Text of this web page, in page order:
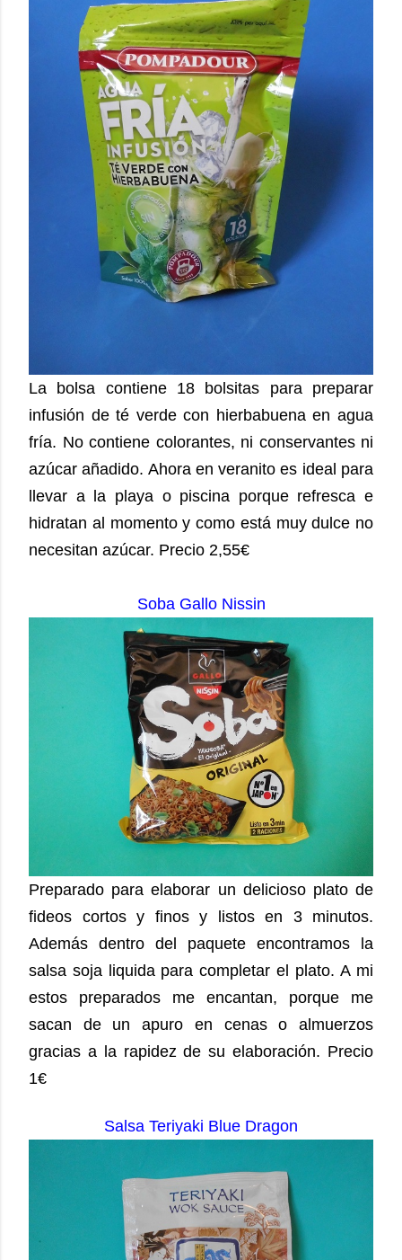
La bolsa contiene 18 bolsitas para preparar
infusión de té verde con hierbabuena en agua
fría. No contiene colorantes, ni conservantes ni
azúcar añadido. Ahora en veranito es ideal para
llevar a la playa o piscina porque refresca e
hidratan al momento y como está muy dulce no
necesitan azúcar. Precio 2,55€
Soba Gallo Nissin
Preparado para elaborar un delicioso plato de
fideos cortos y finos y listos en 3 minutos.
Además dentro del paquete encontramos la
salsa soja liquida para completar el plato.A mi
estos preparados me encantan, porque me
sacan de un apuro en cenas o almuerzos
gracias a la rapidez de su elaboración. Precio
1€
Salsa Teriyaki Blue Dragon